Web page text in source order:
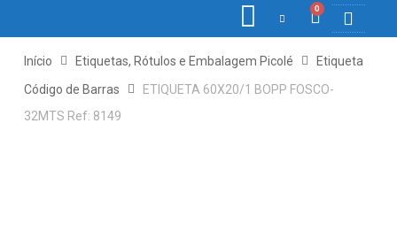
0
Início Etiquetas, Rótulos e Embalagem Picolé
Etiqueta
Código de Barras
ETIQUETA 60X20/1 BOPP FOSCO-
32MTS Ref: 8149